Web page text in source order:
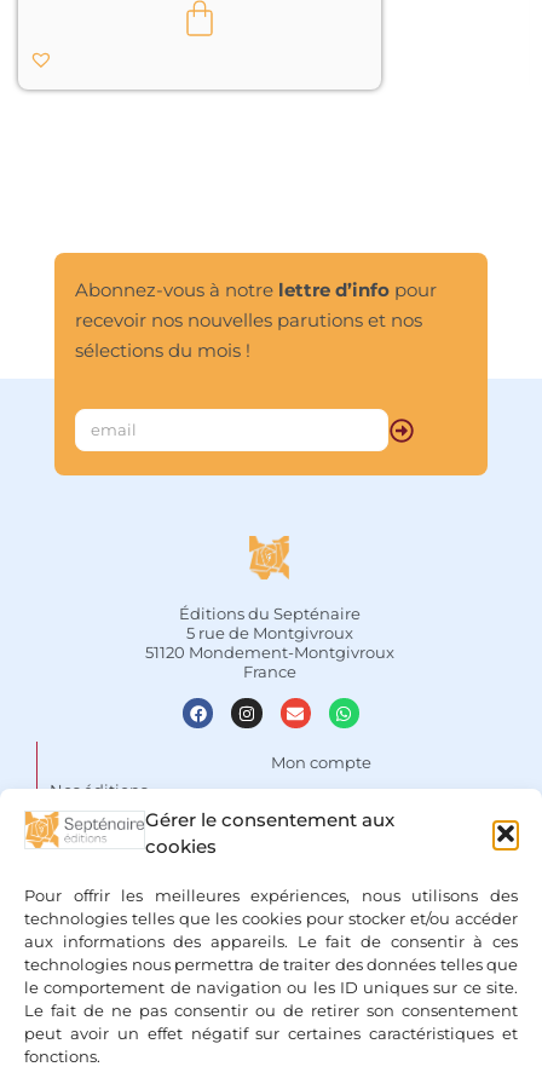
Gérer le consentement aux
cookies
Pour offrir les meilleures expériences, nous utilisons des
technologies telles que les cookies pour stocker et/ou accéder
aux informations des appareils. Le fait de consentir à ces
technologies nous permettra de traiter des données telles que
le comportement de navigation ou les ID uniques sur ce site.
Le fait de ne pas consentir ou de retirer son consentement
peut avoir un effet négatif sur certaines caractéristiques et
fonctions.
aveugle à la lumière par la voie de
totémiques, Franck Prévot invite le
et l’emporte au cœur d’un monde
voyage initiatique.
Abonnez-vous à notre lettre d’infopour
recevoir nos nouvelles parutions et nos
sélections du mois !
Éditions du Septénaire
5 rue de Montgivroux
51120 Mondement-Montgivroux
France
Nos éditions
Auteurs
Espace libraires
Nous contacter
Mon compte
Conditions Générales de
Vente
Mentions légales & Politique
de confidentialité